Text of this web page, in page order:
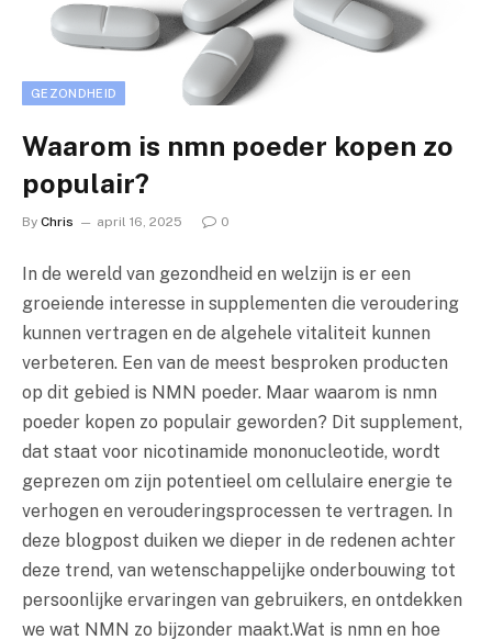
GEZONDHEID
Waarom is nmn poeder kopen zo
populair?
By Chris april 16, 2025 0
In de wereld van gezondheid en welzijn is er een
groeiende interesse in supplementen die veroudering
kunnen vertragen en de algehele vitaliteit kunnen
verbeteren. Een van de meest besproken producten
op dit gebied is NMN poeder. Maar waarom is nmn
poeder kopen zo populair geworden? Dit supplement,
dat staat voor nicotinamide mononucleotide, wordt
geprezen om zijn potentieel om cellulaire energie te
verhogen en verouderingsprocessen te vertragen. In
deze blogpost duiken we dieper in de redenen achter
deze trend, van wetenschappelijke onderbouwing tot
persoonlijke ervaringen van gebruikers, en ontdekken
we wat NMN zo bijzonder maakt.Wat is nmn en hoe